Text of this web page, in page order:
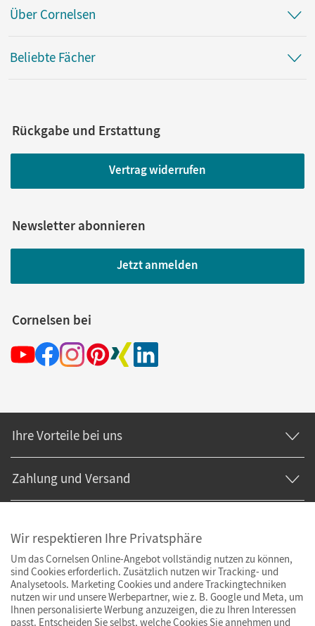
Über Cornelsen
Beliebte Fächer
Rückgabe und Erstattung
Vertrag widerrufen
Newsletter abonnieren
Jetzt anmelden
Cornelsen bei
Ihre Vorteile bei uns
Zahlung und Versand
Wir respektieren Ihre Privatsphäre
Um das Cornelsen Online-Angebot vollständig nutzen zu können,
sind Cookies erforderlich. Zusätzlich nutzen wir Tracking- und
Analysetools. Marketing Cookies und andere Trackingtechniken
nutzen wir und unsere Werbepartner, wie z. B. Google und Meta, um
Ihnen personalisierte Werbung anzuzeigen, die zu Ihren Interessen
passt. Entscheiden Sie selbst, welche Cookies Sie annehmen und